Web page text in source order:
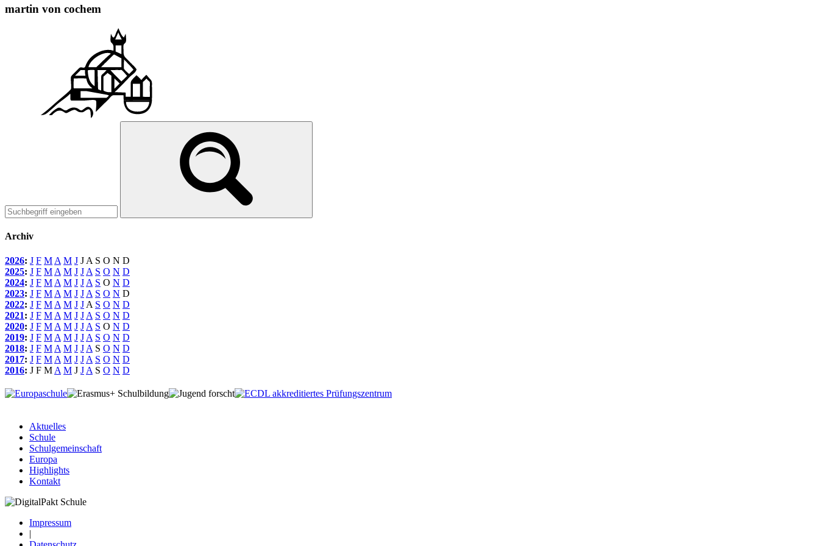
martin von cochem
Archiv
2026: J F M A M J J A S O N D
2025: J F M A M J J A S O N D
2024: J F M A M J J A S O N D
2023: J F M A M J J A S O N D
2022: J F M A M J J A S O N D
2021: J F M A M J J A S O N D
2020: J F M A M J J A S O N D
2019: J F M A M J J A S O N D
2018: J F M A M J J A S O N D
2017: J F M A M J J A S O N D
2016: J F M A M J J A S O N D
Aktuelles
Schule
Schulgemeinschaft
Europa
Highlights
Kontakt
Impressum
|